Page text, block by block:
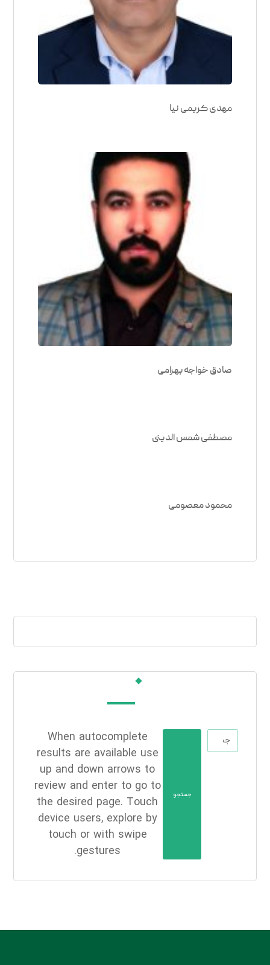
مهدی کریمی نیا
صادق خواجه بهرامی
مصطفی شمس الدینی
محمود معصومی
جستجو
When autocomplete
results are available use
up and down arrows to
review and enter to go to
the desired page. Touch
device users, explore by
touch or with swipe
gestures.